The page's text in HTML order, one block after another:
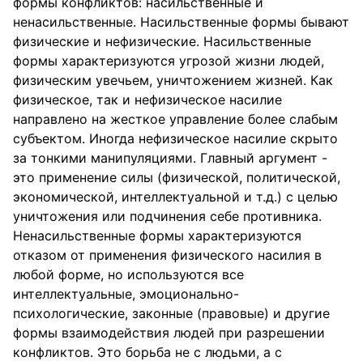
ненасильственные. Насильственные формы бывают
физические и нефизические. Насильственные
формы характеризуются угрозой жизни людей,
физическим увечьем, уничтожением жизней. Как
физическое, так и нефизическое насилие
направлено на жесткое управление более слабым
субъектом. Иногда нефизическое насилие скрыто
за тонкими манипуляциями. Главный аргумент -
это применение силы (физической, политической,
экономической, интеллектуальной и т.д.) с целью
уничтожения или подчинения себе противника.
Ненасильственные формы характеризуются
отказом от применения физического насилия в
любой форме, но используются все
интеллектуальные, эмоционально-
психологические, законные (правовые) и другие
формы взаимодействия людей при разрешении
конфликтов. Это борьба не с людьми, а с